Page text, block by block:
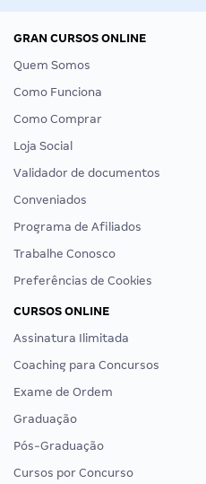
GRAN CURSOS ONLINE
Quem Somos
Como Funciona
Como Comprar
Loja Social
Validador de documentos
Conveniados
Programa de Afiliados
Trabalhe Conosco
Preferências de Cookies
CURSOS ONLINE
Assinatura Ilimitada
Coaching para Concursos
Exame de Ordem
Graduação
Pós-Graduação
Cursos por Concurso